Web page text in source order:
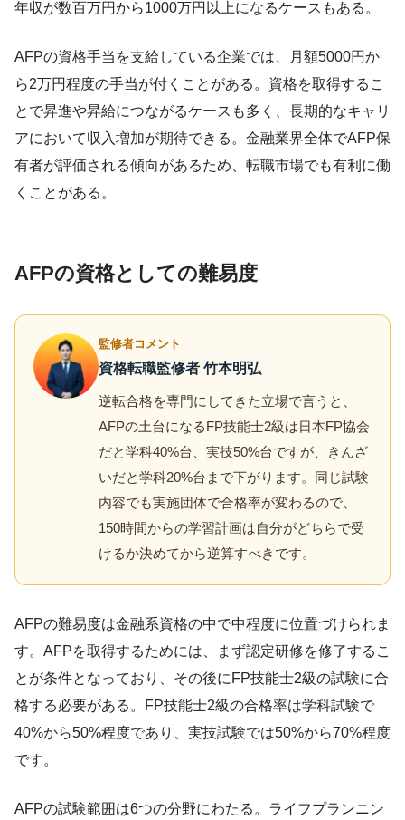
年収が数百万円から1000万円以上になるケースもある。
AFPの資格手当を支給している企業では、月額5000円か
ら2万円程度の手当が付くことがある。資格を取得するこ
とで昇進や昇給につながるケースも多く、長期的なキャリ
アにおいて収入増加が期待できる。金融業界全体でAFP保
有者が評価される傾向があるため、転職市場でも有利に働
くことがある。
AFPの資格としての難易度
監修者コメント
資格転職監修者 竹本明弘
逆転合格を専門にしてきた立場で言うと、
AFPの土台になるFP技能士2級は日本FP協会
だと学科40%台、実技50%台ですが、きんざ
いだと学科20%台まで下がります。同じ試験
内容でも実施団体で合格率が変わるので、
150時間からの学習計画は自分がどちらで受
けるか決めてから逆算すべきです。
AFPの難易度は金融系資格の中で中程度に位置づけられま
す。AFPを取得するためには、まず認定研修を修了するこ
とが条件となっており、その後にFP技能士2級の試験に合
格する必要がある。FP技能士2級の合格率は学科試験で
40%から50%程度であり、実技試験では50%から70%程度
です。
AFPの試験範囲は6つの分野にわたる。ライフプランニン